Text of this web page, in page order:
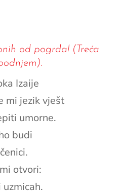
od pogrda! (Treća
Izaije
mi jezik vješt
umorne.
budi
otvori: